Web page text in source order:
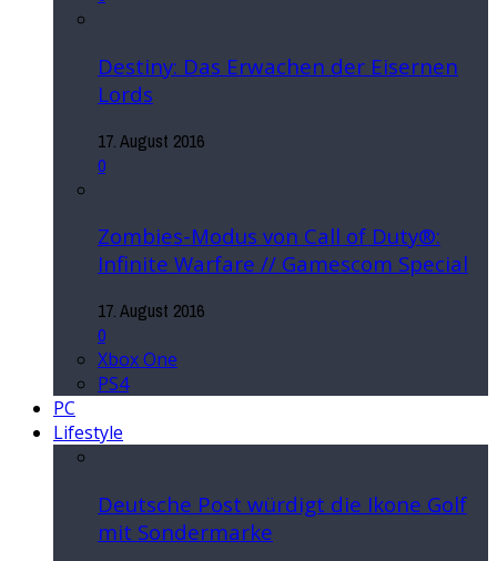
Destiny: Das Erwachen der Eisernen
Lords
17. August 2016
0
Zombies-Modus von Call of Duty®:
Infinite Warfare // Gamescom Special
17. August 2016
0
Xbox One
PS4
PC
Lifestyle
Deutsche Post würdigt die Ikone Golf
mit Sondermarke